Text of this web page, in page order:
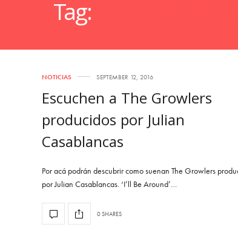
Tag:
NOTICIAS SEPTEMBER 12, 2016
Escuchen a The Growlers
producidos por Julian
Casablancas
Por acá podrán descubrir como suenan The Growlers
por Julian Casablancas. ‘I’ll Be Around’…
0 SHARES